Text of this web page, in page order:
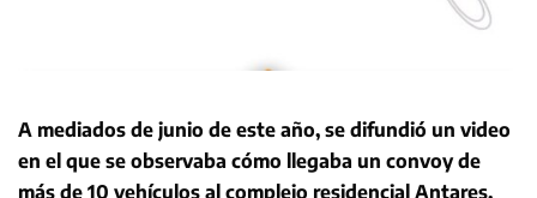
A mediados de junio de este año, se difundió un video
en el que se observaba cómo llegaba un convoy de
más de 10 vehículos al complejo residencial Antares.